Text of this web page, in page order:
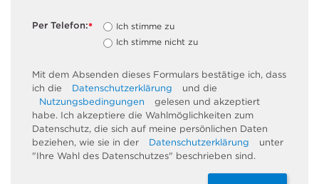
*
Per Telefon:
Ich stimme zu
Ich stimme nicht zu
Mit dem Absenden dieses Formulars bestätige ich, dass
ich die
Datenschutzerklärung
und die
Nutzungsbedingungen
gelesen und akzeptiert
habe. Ich akzeptiere die Wahlmöglichkeiten zum
Datenschutz, die sich auf meine persönlichen Daten
beziehen, wie sie in der
Datenschutzerklärung
unter
"Ihre Wahl des Datenschutzes" beschrieben sind.